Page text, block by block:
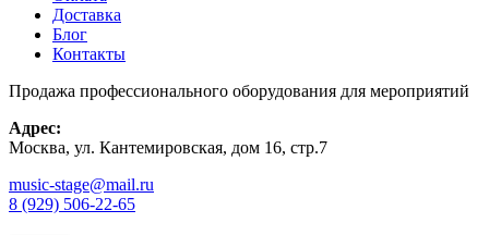
Доставка
Блог
Контакты
Продажа профессионального оборудования для мероприятий
Адрес:
Москва, ул. Кантемировская, дом 16, стр.7
music-stage@mail.ru
8 (929) 506-22-65